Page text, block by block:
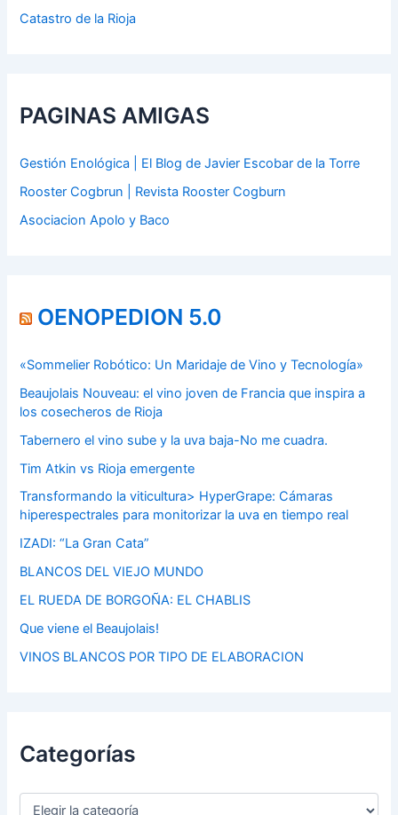
Catastro de la Rioja
PAGINAS AMIGAS
Gestión Enológica | El Blog de Javier Escobar de la Torre
Rooster Cogbrun | Revista Rooster Cogburn
Asociacion Apolo y Baco
OENOPEDION 5.0
«Sommelier Robótico: Un Maridaje de Vino y Tecnología»
Beaujolais Nouveau: el vino joven de Francia que inspira a
los cosecheros de Rioja
Tabernero el vino sube y la uva baja-No me cuadra.
Tim Atkin vs Rioja emergente
Transformando la viticultura> HyperGrape: Cámaras
hiperespectrales para monitorizar la uva en tiempo real
IZADI: “La Gran Cata”
BLANCOS DEL VIEJO MUNDO
EL RUEDA DE BORGOÑA: EL CHABLIS
Que viene el Beaujolais!
VINOS BLANCOS POR TIPO DE ELABORACION
Categorías
C